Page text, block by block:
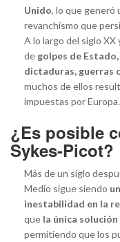
Unido, lo que
revanchismo que
A lo largo del siglo
de golpes de
dictaduras, guerras
muchos de ellos
impuestas por Europa.
¿Es posible
Sykes-Picot?
Más de un siglo
Medio sigue siendo
inestabilidad en la
que la única
permitiendo que los